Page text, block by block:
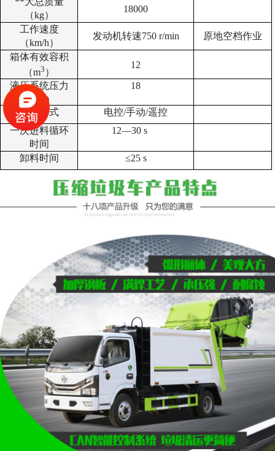
（kg）
18000
工作速度
（km/h）
发动机转速750 r/min
原地空档作业
箱体有效容积
（m3 ）
12
液压系统压力
(MP)
18
操作方式
电控/手动/遥控
一次进料循环
时间
12—30 s
卸料时间 ≤25 s